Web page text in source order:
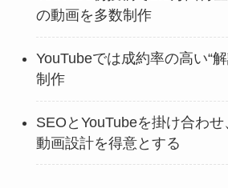
の動画を多数制作
YouTubeでは成約率の高い“
制作
SEOとYouTubeを掛け合わ
動画設計を得意とする